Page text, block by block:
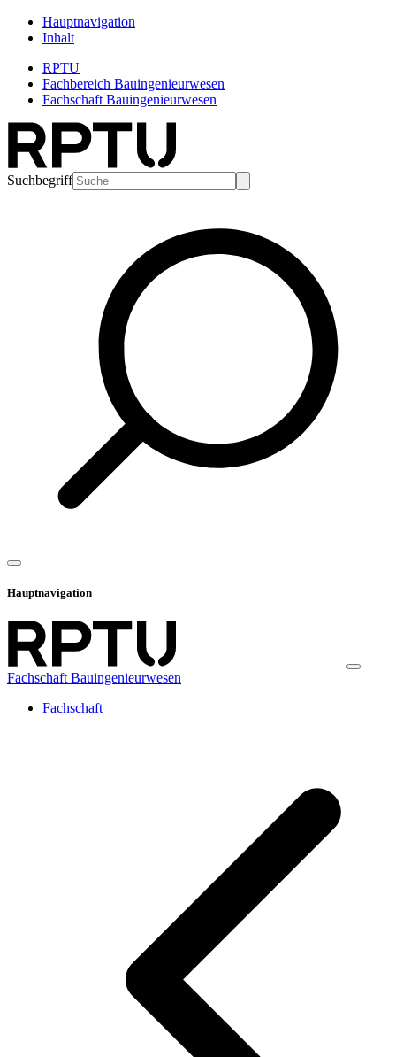
Hauptnavigation
Inhalt
RPTU
Fachbereich Bauingenieurwesen
Fachschaft Bauingenieurwesen
Suchbegriff
Hauptnavigation
Fachschaft Bauingenieurwesen
Fachschaft